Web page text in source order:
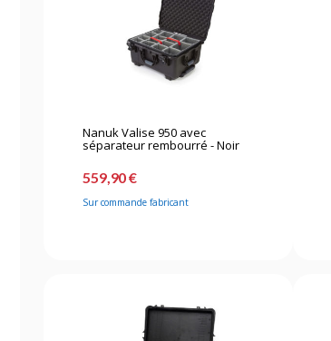
Nanuk Valise 950 avec
séparateur rembourré - Noir
559,90 €
Sur commande fabricant